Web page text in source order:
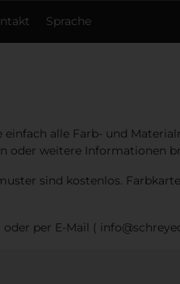
Sprache
alle Farb- und
oder weitere Informationen
sind kostenlos.
per E-Mail (